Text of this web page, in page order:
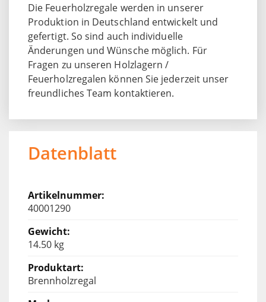
Die Feuerholzregale werden in unserer
Produktion in Deutschland entwickelt und
gefertigt. So sind auch individuelle
Änderungen und Wünsche möglich. Für
Fragen zu unseren Holzlagern /
Feuerholzregalen können Sie jederzeit unser
freundliches Team kontaktieren.
Datenblatt
40001290
14.50 kg
Brennholzregal